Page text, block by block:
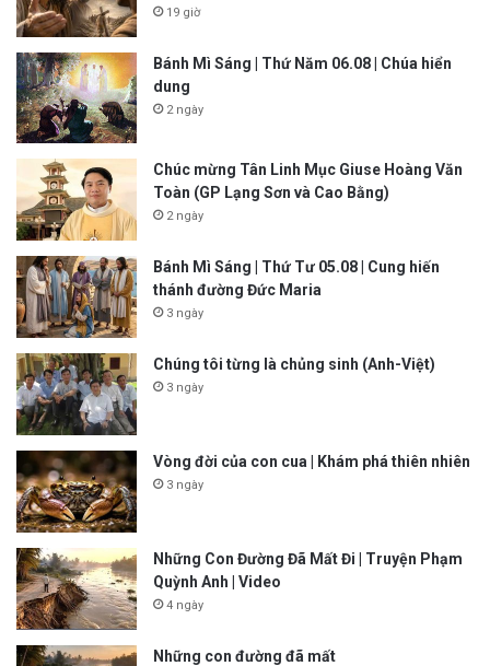
19 giờ
Bánh Mì Sáng | Thứ Năm 06.08 | Chúa hiển
dung
2 ngày
Chúc mừng Tân Linh Mục Giuse Hoàng Văn
Toàn (GP Lạng Sơn và Cao Bằng)
2 ngày
Bánh Mì Sáng | Thứ Tư 05.08 | Cung hiến
thánh đường Đức Maria
3 ngày
Chúng tôi từng là chủng sinh (Anh-Việt)
3 ngày
Vòng đời của con cua | Khám phá thiên nhiên
3 ngày
Những Con Đường Đã Mất Đi | Truyện Phạm
Quỳnh Anh | Video
4 ngày
Những con đường đã mất